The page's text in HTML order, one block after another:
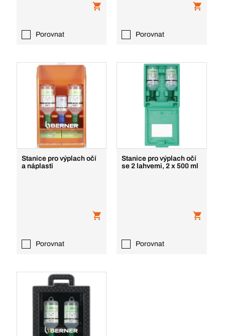
Porovnat Porovnat
Stanice pro výplach očí
a náplasti
Porovnat
Stanice pro výplach očí
se 2 lahvemi, 2 x 500 ml
Porovnat